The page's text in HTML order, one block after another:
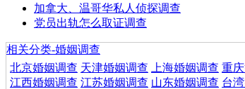
加拿大、温哥华私人侦探调查
党员出轨怎么取证调查
相关分类-婚姻调查
北京婚姻调查 天津婚姻调查 上海婚姻调查 重
江西婚姻调查 江苏婚姻调查 山东婚姻调查 台